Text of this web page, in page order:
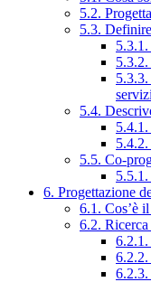
5.2.
5.3.
5.4.
5.4.1.
5.5. Co-
6. Progettazione
6.1. Cos’è
6.2.
6.2.3.